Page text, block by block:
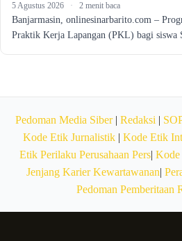
5 Agustus 2026 · 2 menit baca
Banjarmasin, onlinesinarbarito.com –
Praktik Kerja Lapangan (PKL) bagi
Pedoman Media Siber| Redaksi |
Kode Etik Jurnalistik| Kode Etik
Etik Perilaku Perusahaan Pers| Kode
Jenjang Karier Kewartawanan|
Pedoman Pemberitaan